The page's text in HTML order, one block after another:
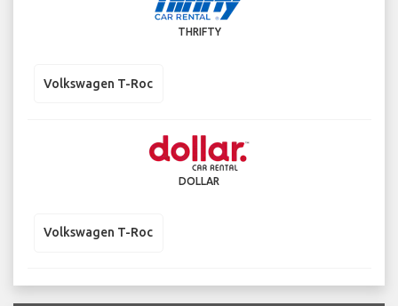
THRIFTY
Volkswagen T-Roc
DOLLAR
Volkswagen T-Roc